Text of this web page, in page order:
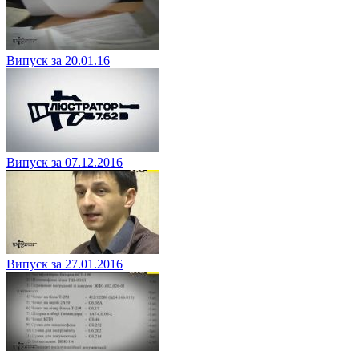
Випуск за 20.01.16
Випуск за 07.12.2016
Випуск за 27.01.2016